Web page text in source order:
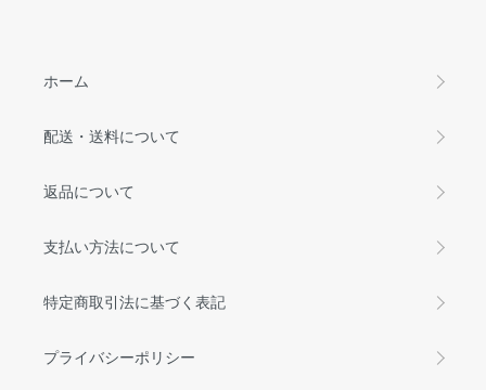
ホーム
配送・送料について
返品について
支払い方法について
特定商取引法に基づく表記
プライバシーポリシー